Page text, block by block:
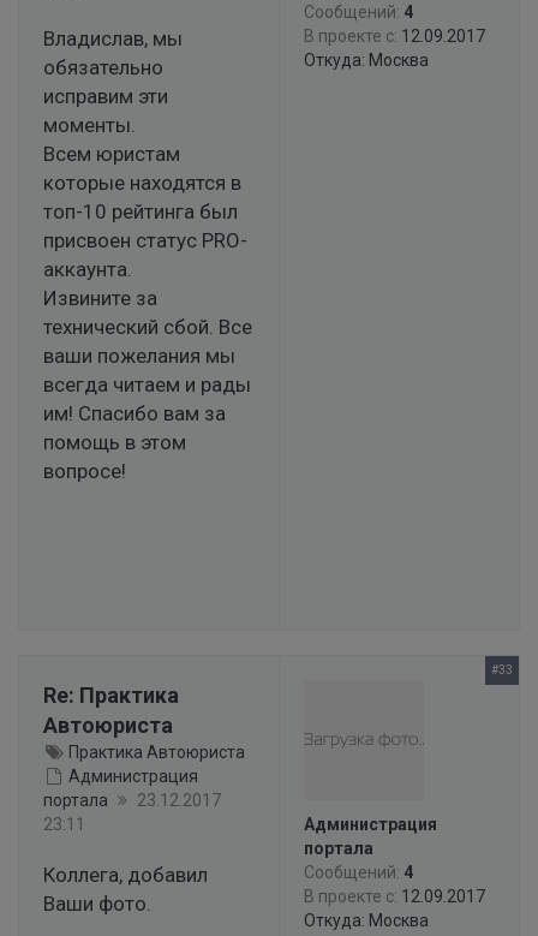
Владислав, мы
обязательно
исправим эти
моменты.
Всем юристам
которые находятся в
топ-10 рейтинга был
присвоен статус PRO-
аккаунта.
Извините за
технический сбой. Все
ваши пожелания мы
всегда читаем и рады
им! Спасибо вам за
помощь в этом
вопросе!
Сообщений: 4
В проекте с: 12.09.2017
Откуда: Москва
Re: Практика
Автоюриста
Практика Автоюриста
Администрация
портала
23.12.2017
23:11
Коллега, добавил
Ваши фото.
#33
Администрация
портала
Сообщений: 4
В проекте с: 12.09.2017
Откуда: Москва